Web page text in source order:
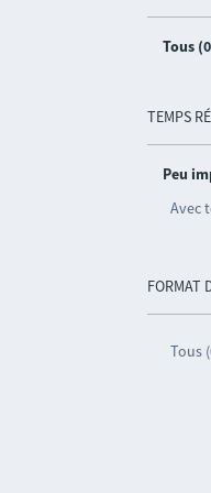
Tous
TEMPS
Peu
Avec
FORMAT
Tous